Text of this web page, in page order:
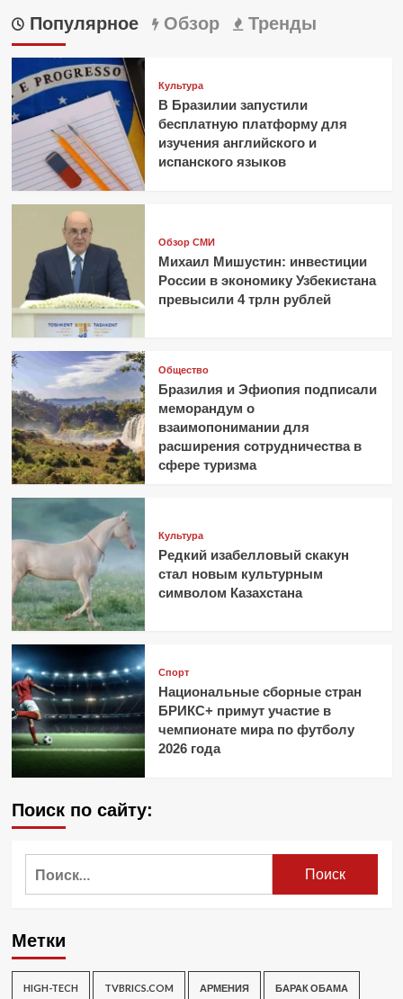
Популярное Обзор Тренды
Культура
В Бразилии запустили
бесплатную платформу для
изучения английского и
испанского языков
Обзор СМИ
Михаил Мишустин: инвестиции
России в экономику Узбекистана
превысили 4 трлн рублей
Общество
Бразилия и Эфиопия подписали
меморандум о
взаимопонимании для
расширения сотрудничества в
сфере туризма
Культура
Редкий изабелловый скакун
стал новым культурным
символом Казахстана
Спорт
Национальные сборные стран
БРИКС+ примут участие в
чемпионате мира по футболу
2026 года
Поиск по сайту:
Метки
HIGH-TECH TVBRICS.COM АРМЕНИЯ БАРАК ОБАМА